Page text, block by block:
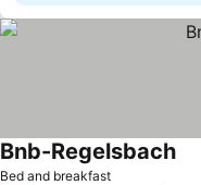
Bed and breakfast
Bnb-Regelsbach